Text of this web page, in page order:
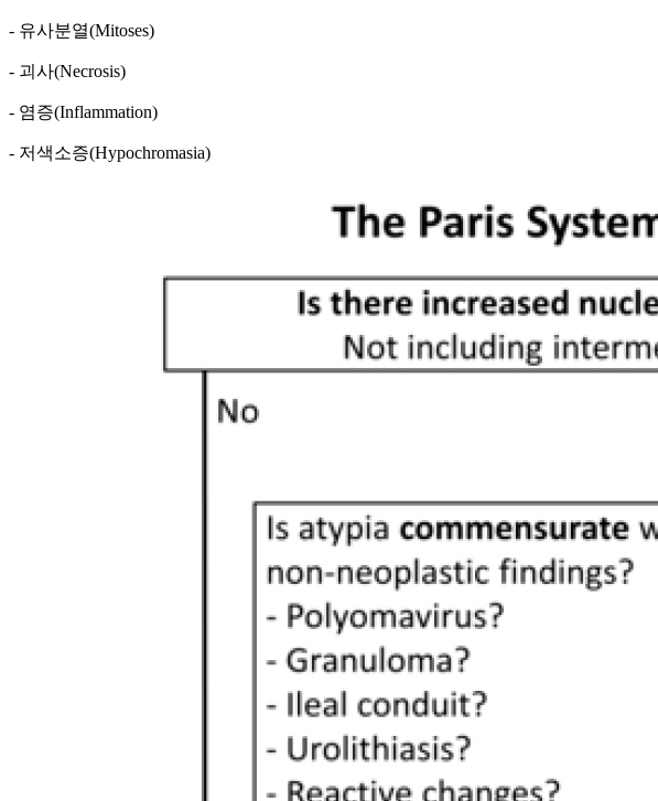
- 유사분열(Mitoses)
- 괴사(Necrosis)
- 염증(Inflammation)
- 저색소증(Hypochromasia)